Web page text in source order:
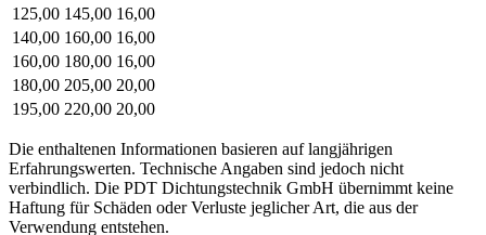
125,00 145,00 16,00
140,00 160,00 16,00
160,00 180,00 16,00
180,00 205,00 20,00
195,00 220,00 20,00
Die enthaltenen Informationen basieren auf langjährigen
Erfahrungswerten. Technische Angaben sind jedoch nicht
verbindlich. Die PDT Dichtungstechnik GmbH übernimmt keine
Haftung für Schäden oder Verluste jeglicher Art, die aus der
Verwendung entstehen.